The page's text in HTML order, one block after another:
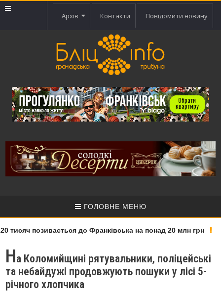
Архів Контакти Повідомити новину
ГОЛОВНЕ МЕНЮ
позивається до Франківська на понад 20 млн грн
На Коломийщині рятувальники, поліцейські
та небайдужі продовжують пошуки у лісі 5-
річного хлопчика